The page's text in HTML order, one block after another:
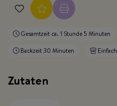
Gesamtzeit ca. 1 Stunde 5 Minuten
Backzeit 30 Minuten
Einfach
Zutaten